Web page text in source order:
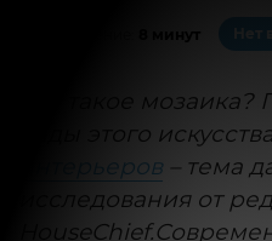
Что такое мозаика?
виды этого
интерьеров – тема
исследования от